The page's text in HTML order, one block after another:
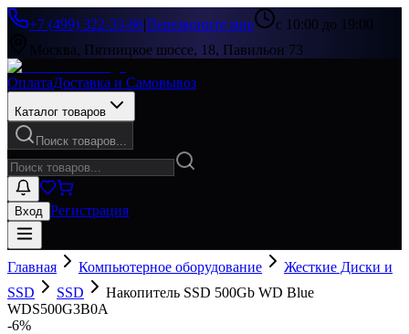
+7 (499) 322-33-86|Перезвоните мне
с 10:00 до 19:00
Москва, Пятницкое шоссе, 18, Павильон 73
ОплатаДоставка и Самовывоз
Каталог товаров
Поиск товаров...
Вход Регистрация
Главная Компьютерное оборудование
Жесткие Диски и
SSD
SSD
Накопитель SSD 500Gb WD Blue
WDS500G3B0A
-6%